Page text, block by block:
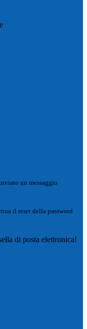
un messaggio
il reset della password
di posta elettronica!